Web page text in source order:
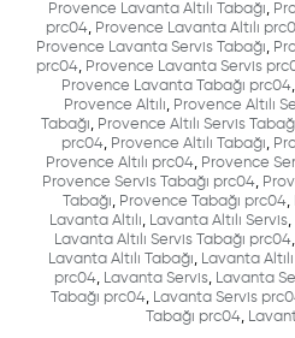
Provence Lavanta Altılı Tabağı,
prc04, Provence Lavanta Altılı
Provence Lavanta Servis Tabağı,
prc04, Provence Lavanta Servis
Provence Lavanta Tabağı prc04,
Provence Altılı, Provence Altılı
Tabağı, Provence Altılı Servis
prc04, Provence Altılı Tabağı,
Provence Altılı prc04, Provence
Provence Servis Tabağı prc04,
Tabağı, Provence Tabağı prc04,
Lavanta Altılı, Lavanta Altılı Servis,
Lavanta Altılı Servis Tabağı prc04,
Lavanta Altılı Tabağı, Lavanta
prc04, Lavanta Servis, Lavanta
Tabağı prc04, Lavanta Servis
Tabağı prc04,